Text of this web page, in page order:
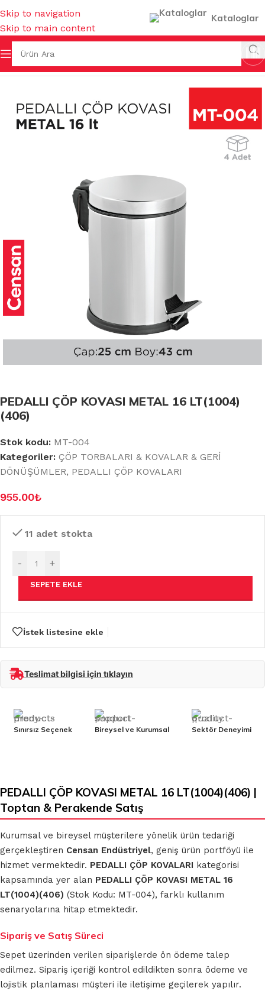
Skip to navigation
Skip to main content
Kataloglar
& GERİ DÖNÜŞÜMLER PEDALLI ÇÖP KOVALARI
PEDALLI ÇÖP KOVASI METAL 16 LT(1004)
(406)
Stok kodu: MT-004
Kategoriler: ÇÖP TORBALARI & KOVALAR & GERİ
DÖNÜŞÜMLER, PEDALLI ÇÖP KOVALARI
955.00₺
11 adet stokta
- +
SEPETE EKLE
İstek listesine ekle
Teslimat bilgisi için tıklayın
Sınırsız Seçenek Bireysel ve Kurumsal Sektör Deneyimi
PEDALLI ÇÖP KOVASI METAL 16 LT(1004)(406) |
Toptan & Perakende Satış
Kurumsal ve bireysel müşterilere yönelik ürün tedariği
gerçekleştiren Censan Endüstriyel, geniş ürün portföyü ile
hizmet vermektedir. PEDALLI ÇÖP KOVALARI kategorisi
kapsamında yer alan PEDALLI ÇÖP KOVASI METAL 16
LT(1004)(406) (Stok Kodu: MT-004), farklı kullanım
senaryolarına hitap etmektedir.
Sipariş ve Satış Süreci
Sepet üzerinden verilen siparişlerde ön ödeme talep
edilmez. Sipariş içeriği kontrol edildikten sonra ödeme ve
lojistik planlaması müşteri ile iletişime geçilerek yapılır.